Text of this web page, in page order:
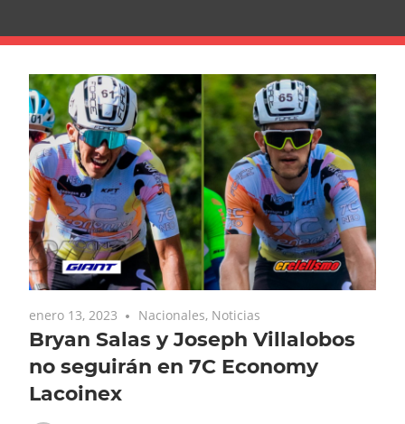
enero 13, 2023 Nacionales, Noticias
Bryan Salas y Joseph Villalobos
no seguirán en 7C Economy
Lacoinex